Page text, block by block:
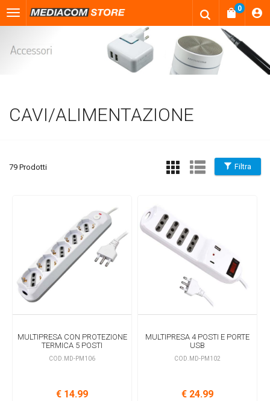
0
CAVI/ALIMENTAZIONE
Filtra
79 Prodotti
MULTIPRESA CON PROTEZIONE
TERMICA 5 POSTI
COD.MD-PM106
€ 14.99
MULTIPRESA 4 POSTI E PORTE
USB
COD.MD-PM102
€ 24.99